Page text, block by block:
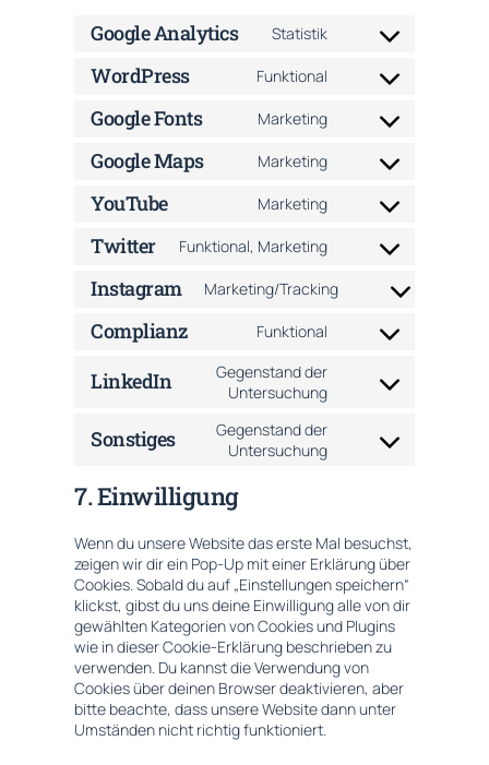
Google Analytics Statistik
Consent
service
analytics
WordPress Funktional
Consent
service
Google Fonts Marketing
Consent
service
Google Maps Marketing
Consent
service
maps
YouTube Marketing
Consent
service
Twitter Funktional, Marketing
Consent
service
Instagram Marketing/Tracking
Consent
service
Complianz Funktional
Consent
service
LinkedIn
Gegenstand der
Untersuchung
Consent
service
linkedin
Sonstiges
Gegenstand der
Untersuchung
Consent
7. Einwilligung
Wenn du unsere Website das erste Mal besuchst,
zeigen wir dir ein Pop-Up mit einer Erklärung über
Cookies. Sobald du auf „Einstellungen speichern“
klickst, gibst du uns deine Einwilligung alle von dir
gewählten Kategorien von Cookies und Plugins
wie in dieser Cookie-Erklärung beschrieben zu
verwenden. Du kannst die Verwendung von
Cookies über deinen Browser deaktivieren, aber
bitte beachte, dass unsere Website dann unter
Umständen nicht richtig funktioniert.